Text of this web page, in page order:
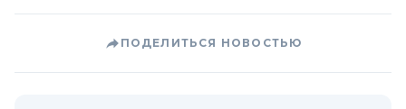
ПОДЕЛИТЬСЯ НОВОСТЬЮ